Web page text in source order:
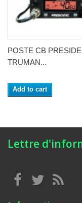
POSTE CB
TRUMAN...
Add to cart
Lettre